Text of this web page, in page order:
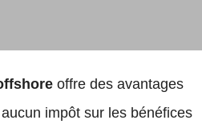
offre des avantages
impôt sur les bénéfices